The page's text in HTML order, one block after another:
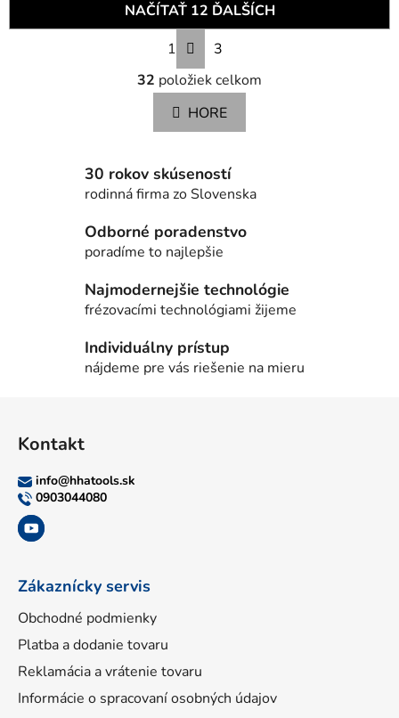
O
v
l
á
a
c
i
e
p
r
v
k
v
ý
NAČÍTAŤ 12 ĎALŠÍCH
S
r
á
n
k
o
a
n
i
1
3
32 položiek celkom
HORE
30 rokov skúseností
rodinná firma zo Slovenska
Odborné poradenstvo
poradíme to najlepšie
Najmodernejšie technológie
frézovacími technológiami žijeme
Individuálny prístup
nájdeme pre vás riešenie na mieru
Kontakt
info@hhatools.sk
0903044080
Zákaznícky servis
Obchodné podmienky
Platba a dodanie tovaru
Reklamácia a vrátenie tovaru
Informácie o spracovaní osobných údajov